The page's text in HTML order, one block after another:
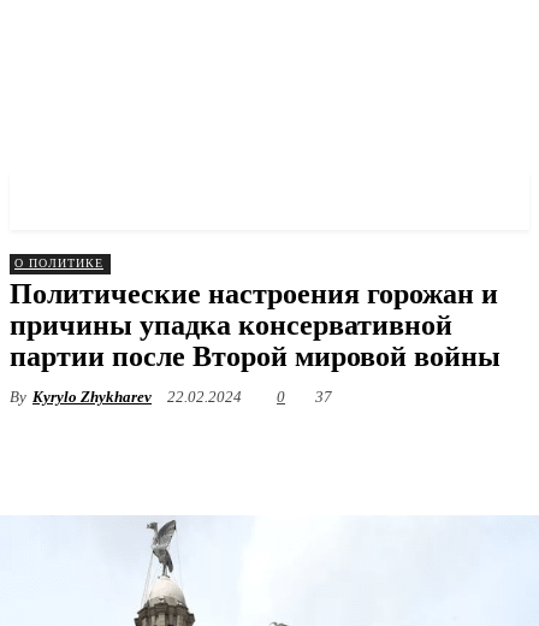
О ПОЛИТИКЕ
Политические настроения горожан и
причины упадка консервативной
партии после Второй мировой войны
By Kyrylo Zhykharev 22.02.2024 0 37